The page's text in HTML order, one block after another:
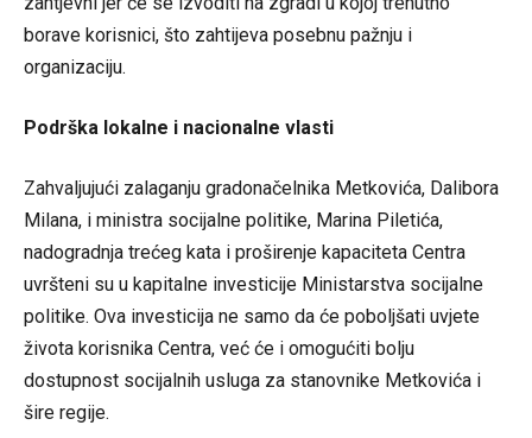
borave korisnici, što zahtijeva posebnu pažnju i
organizaciju.
Podrška lokalne i nacionalne vlasti
Zahvaljujući zalaganju gradonačelnika Metkovića, Dalibora
Milana, i ministra socijalne politike, Marina Piletića,
nadogradnja trećeg kata i proširenje kapaciteta Centra
uvršteni su u kapitalne investicije Ministarstva socijalne
politike. Ova investicija ne samo da će poboljšati uvjete
života korisnika Centra, već će i omogućiti bolju
dostupnost socijalnih usluga za stanovnike Metkovića i
šire regije.